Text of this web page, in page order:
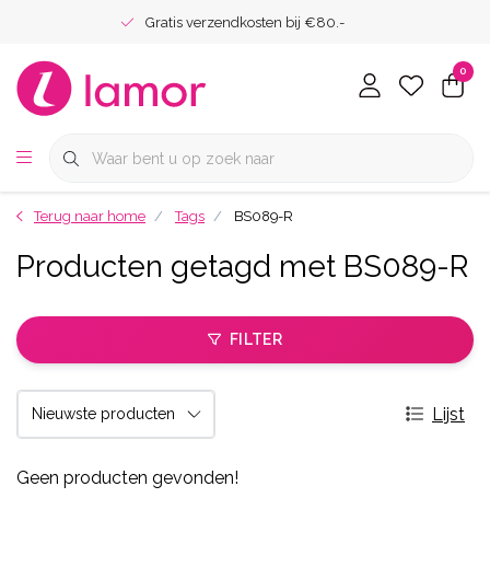
Gratis verzendkosten bij €80.-
0
Terug naar home Tags BS089-R
Producten getagd met BS089-R
FILTER
Lijst
Geen producten gevonden!